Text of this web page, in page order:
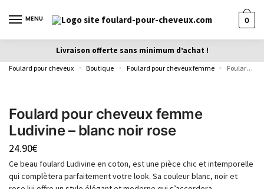
MENU 0
Livraison offerte sans minimum d’achat !
Foulard pour cheveux » Boutique » Foulard pour cheveux femme » Foulard pour cheveux femme Ludivine – blanc noir rose
Foulard pour cheveux femme
Ludivine – blanc noir rose
24.90€
Ce beau foulard Ludivine en coton, est une pièce chic et intemporelle
qui complètera parfaitement votre look. Sa couleur blanc, noir et